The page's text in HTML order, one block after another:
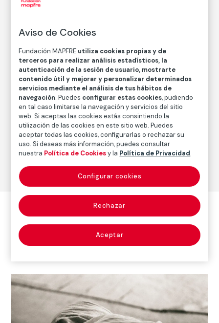
Fazal Sheikh
Fazal Sheikh
Nacimiento: Nueva York, 1965
Serie:The Victor Weeps (1996-1998) (Fazal Sheikh)
© Fazal
Sheikh,
2022
Otras obras del autor
Ver todas las obras del autor
Aviso de Cookies
Fundación MAPFRE utiliza cookies propias y de
terceros para realizar análisis estadísticos, la
autenticación de la sesión de usuario, mostrarte
contenido útil y mejorar y personalizar determinados
servicios mediante el análisis de tus hábitos de
navegación. Puedes configurar estas cookies, pudiendo
en tal caso limitarse la navegación y servicios del sitio
web. Si aceptas las cookies estás consintiendo la
utilización de las cookies en este sitio web. Puedes
aceptar todas las cookies, configurarlas o rechazar su
uso. Si deseas más información, puedes consultar
nuestra Política de Cookiesy la Política de Privacidad.
Rechazar
Aceptar
Configurar cookies